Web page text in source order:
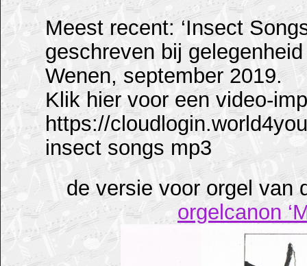
Meest recent: ‘Insect
geschreven bij
Wenen, september 2019.
Klik hier voor een video-
https://
insect songs mp3
de versie voor orgel van
orgelcanon